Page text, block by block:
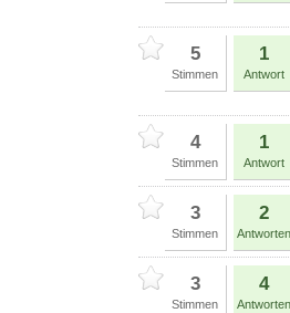
5
Stimmen
1
Antwort
4
Stimmen
1
Antwort
3
Stimmen
2
Antworten
3
Stimmen
4
Antworten